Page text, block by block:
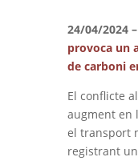
24/04/2024 –
provoca un
de carboni
El conflicte
augment en
el transport
registrant